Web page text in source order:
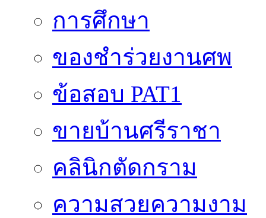
การศึกษา
ของชำร่วยงานศพ
ข้อสอบ PAT1
ขายบ้านศรีราชา
คลินิกตัดกราม
ความสวยความงาม